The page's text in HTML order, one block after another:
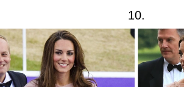
10.